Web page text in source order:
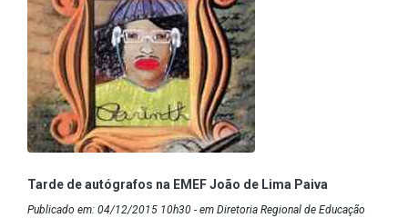
Tarde de autógrafos na EMEF João de Lima Paiva
Publicado em: 04/12/2015 10h30 - em Diretoria Regional de Educação